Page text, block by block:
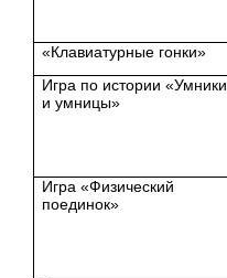
«Клавиатурные гонки»
Игра по истории «Умники
и умницы»
Игра «Физический
поединок»